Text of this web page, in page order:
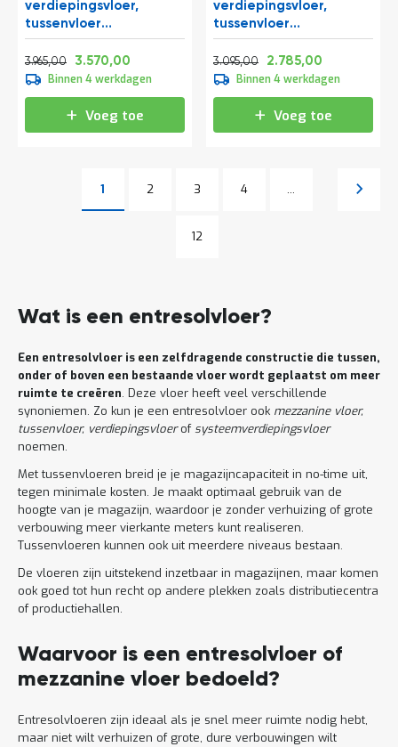
verdiepingsvloer,
tussenvloer
10300x4000x3500 mm
(lxbxh)
Normale prijs
3.965,00 4.797,65
Vanaf
3.570,00
Binnen 4 werkdagen
Voeg toe
verdiepingsvloer,
tussenvloer
8200x4000x2800 mm
(lxbxh)
Normale prijs
3.095,00 3.744,95
Vanaf
2.785,00
Binnen 4 werkdagen
Voeg toe
U lees momenteel pagina
1 Pagina
2 Pagina
3 Pagina
4 ...
Pagina
12
Pagina
Wat is een entresolvloer?
Een entresolvloer is een zelfdragende constructie die tussen,
onder of boven een bestaande vloer wordt geplaatst om meer
ruimte te creëren. Deze vloer heeft veel verschillende
synoniemen. Zo kun je een entresolvloer ook mezzanine vloer,
tussenvloer, verdiepingsvloerofsysteemverdiepingsvloer
noemen.
Met tussenvloeren breid je je magazijncapaciteit in no-time uit,
tegen minimale kosten. Je maakt optimaal gebruik van de
hoogte van je magazijn, waardoor je zonder verhuizing of grote
verbouwing meer vierkante meters kunt realiseren.
Tussenvloeren kunnen ook uit meerdere niveaus bestaan.
De vloeren zijn uitstekend inzetbaar in magazijnen, maar komen
ook goed tot hun recht op andere plekken zoals distributiecentra
of productiehallen.
Waarvoor is een entresolvloer of
mezzanine vloer bedoeld?
Entresolvloeren zijn ideaal als je snel meer ruimte nodig hebt,
maar niet wilt verhuizen of grote, dure verbouwingen wilt